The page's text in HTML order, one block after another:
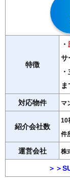
特徴
・
サ
ま
対応物件 マ
紹介会社数
10
件
運営会社 株
＞＞